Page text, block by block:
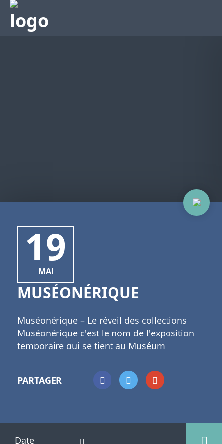
19
MAI
MUSÉONÉRIQUE
Muséonérique – Le réveil des collections
Muséonérique c'est le nom de l'exposition
temporaire qui se tient au Muséum
février. L'objectif étant de proposer une
scénographie et des expériences
exposition est aussi déroutante qu'efficace
auprès d'un jeune public. Tout est apprécié
PARTAGER